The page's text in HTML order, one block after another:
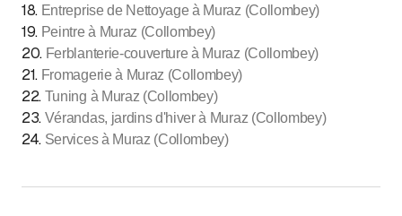
18. Entreprise de Nettoyage à Muraz (Collombey)
19. Peintre à Muraz (Collombey)
20. Ferblanterie-couverture à Muraz (Collombey)
21. Fromagerie à Muraz (Collombey)
22. Tuning à Muraz (Collombey)
23. Vérandas, jardins d'hiver à Muraz (Collombey)
24. Services à Muraz (Collombey)